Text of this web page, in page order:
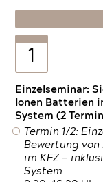
1
Einzelseminar:
Ionen Batterien
System (2
Termin 1/2:
Bewertung
im KFZ —
System